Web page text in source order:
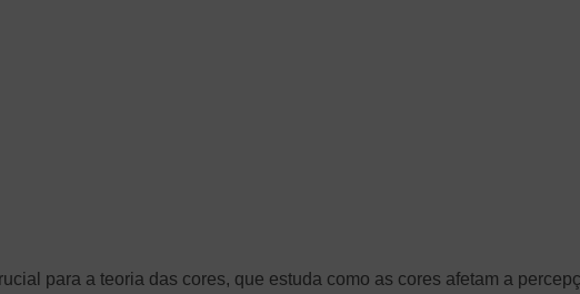
para a teoria das cores, que estuda como as cores afetam a